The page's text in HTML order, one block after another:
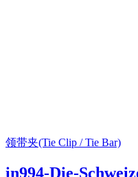
领带夹(Tie Clip / Tie Bar)
in994-Die-